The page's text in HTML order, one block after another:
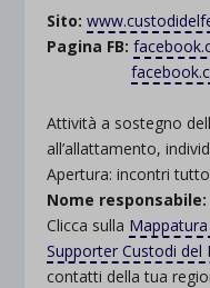
Sito:
Pagina FB:
Attività a sostegno
all’allattamento,
Apertura: incontri tutto
Nome responsabile:
Clicca sulla
Supporter Custodi
contatti della tua